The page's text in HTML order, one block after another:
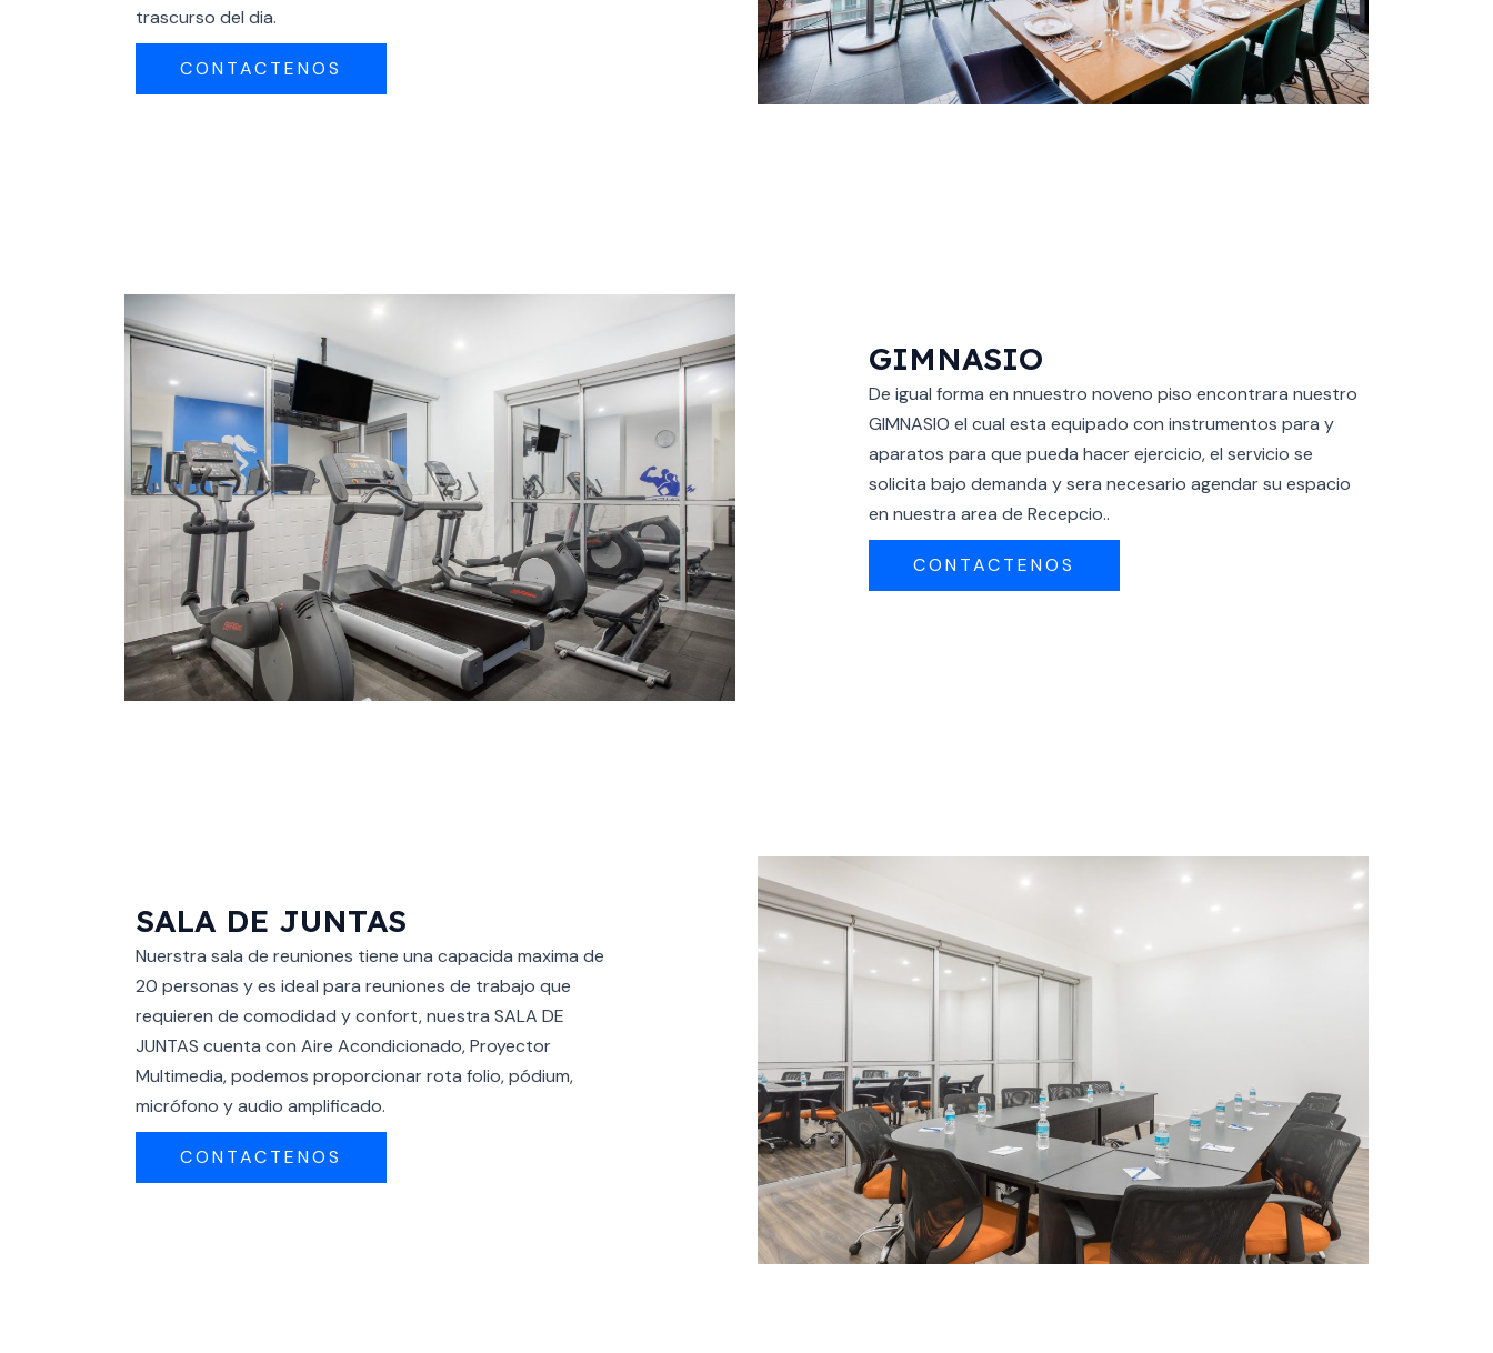
trascurso del dia.
CONTACTENOS
GIMNASIO
De igual forma en nnuestro noveno piso encontrara nuestro
GIMNASIO el cual esta equipado con instrumentos para y
aparatos para que pueda hacer ejercicio, el servicio se
solicita bajo demanda y sera necesario agendar su espacio
en nuestra area de Recepcio..
CONTACTENOS
SALA DE JUNTAS
Nuerstra sala de reuniones tiene una capacida maxima de
20 personas y es ideal para reuniones de trabajo que
requieren de comodidad y confort, nuestra SALA DE
JUNTAS cuenta con Aire Acondicionado, Proyector
Multimedia, podemos proporcionar rota folio, pódium,
micrófono y audio amplificado.
CONTACTENOS